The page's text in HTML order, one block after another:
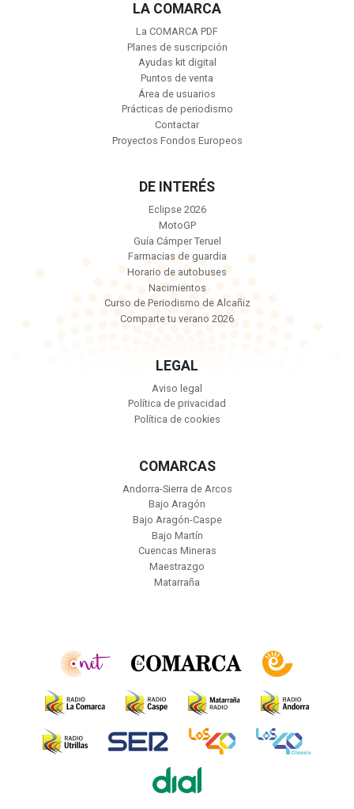
LA COMARCA
La COMARCA PDF
Planes de suscripción
Ayudas kit digital
Puntos de venta
Área de usuarios
Prácticas de periodismo
Contactar
Proyectos Fondos Europeos
DE INTERÉS
Eclipse 2026
MotoGP
Guía Cámper Teruel
Farmacias de guardia
Horario de autobuses
Nacimientos
Curso de Periodismo de Alcañiz
Comparte tu verano 2026
LEGAL
Aviso legal
Política de privacidad
Política de cookies
COMARCAS
Andorra-Sierra de Arcos
Bajo Aragón
Bajo Aragón-Caspe
Bajo Martín
Cuencas Mineras
Maestrazgo
Matarraña